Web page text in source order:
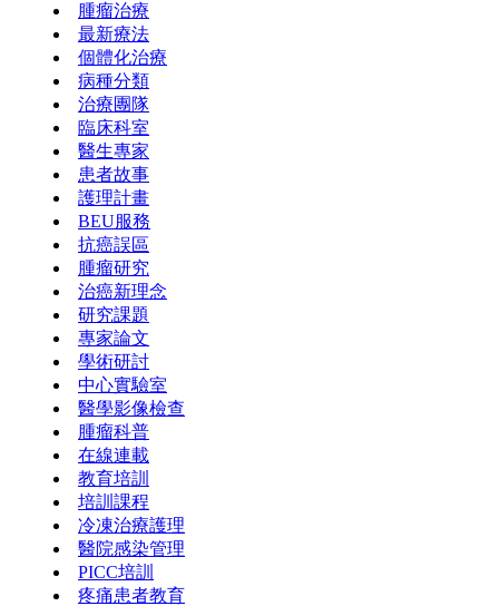
腫瘤治療
最新療法
個體化治療
病種分類
治療團隊
臨床科室
醫生專家
患者故事
護理計畫
BEU服務
抗癌誤區
腫瘤研究
治癌新理念
研究課題
專家論文
學術研討
中心實驗室
醫學影像檢查
腫瘤科普
在線連載
教育培訓
培訓課程
冷凍治療護理
醫院感染管理
PICC培訓
疼痛患者教育